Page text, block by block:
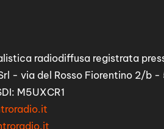
radiodiffusa registrata
- via del Rosso Fiorentino 2/b
M5UXCR1